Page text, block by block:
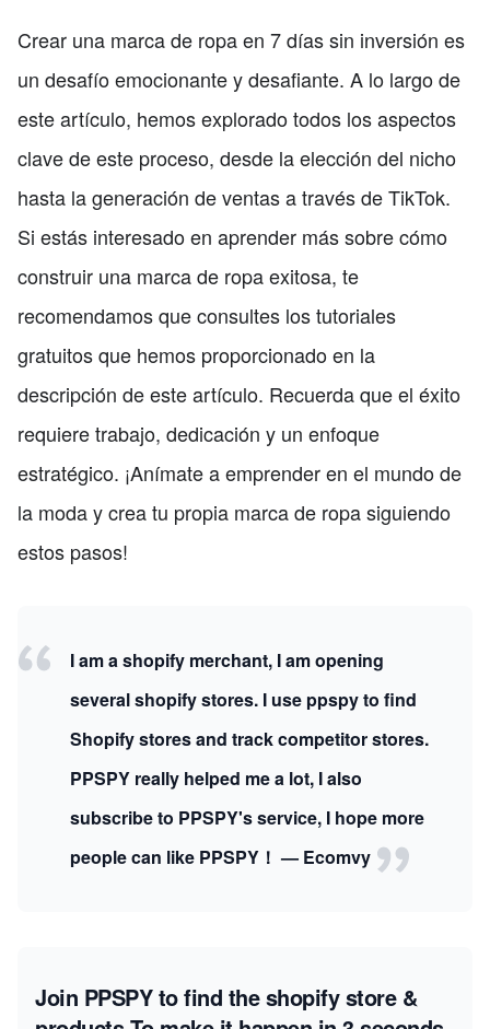
Crear una marca de ropa en 7 días sin inversión es
un desafío emocionante y desafiante. A lo largo de
este artículo, hemos explorado todos los aspectos
clave de este proceso, desde la elección del nicho
hasta la generación de ventas a través de TikTok.
Si estás interesado en aprender más sobre cómo
construir una marca de ropa exitosa, te
recomendamos que consultes los tutoriales
gratuitos que hemos proporcionado en la
descripción de este artículo. Recuerda que el éxito
requiere trabajo, dedicación y un enfoque
estratégico. ¡Anímate a emprender en el mundo de
la moda y crea tu propia marca de ropa siguiendo
estos pasos!
I am a shopify merchant, I am opening
several shopify stores. I use ppspy to find
Shopify stores and track competitor stores.
PPSPY really helped me a lot, I also
subscribe to PPSPY's service, I hope more
people can like PPSPY！ — Ecomvy
Join PPSPY to find the shopify store &